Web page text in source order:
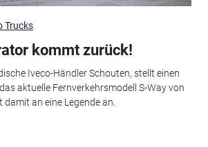
Trucks
kommt zurück!
Iveco-Händler Schouten, stellt einen
aktuelle Fernverkehrsmodell S-Way von
an eine Legende an.